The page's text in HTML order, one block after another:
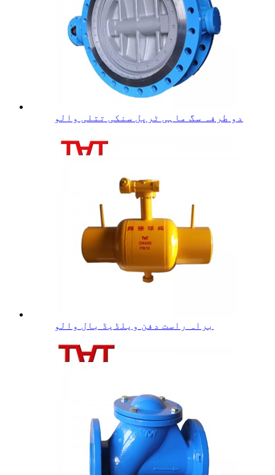
دو طرفہ سگ ماہی ٹرپل سنکی تتلی والو
براہ راست دفن ویلڈیڈ بال والو